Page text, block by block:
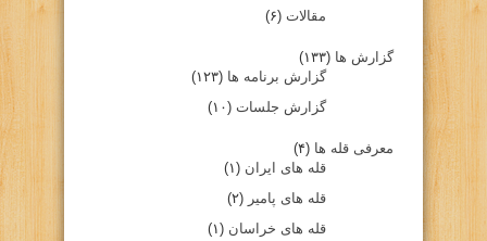
مقالات (۶)
گزارش ها (۱۳۳)
گزارش برنامه ها (۱۲۳)
گزارش جلسات (۱۰)
معرفی قله ها (۴)
قله های ایران (۱)
قله های پامیر (۲)
قله های خراسان (۱)